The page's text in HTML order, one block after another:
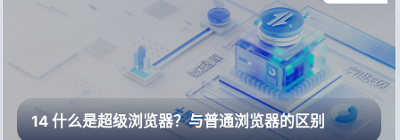
14 什么是超级浏览器？与普通浏览器的区别